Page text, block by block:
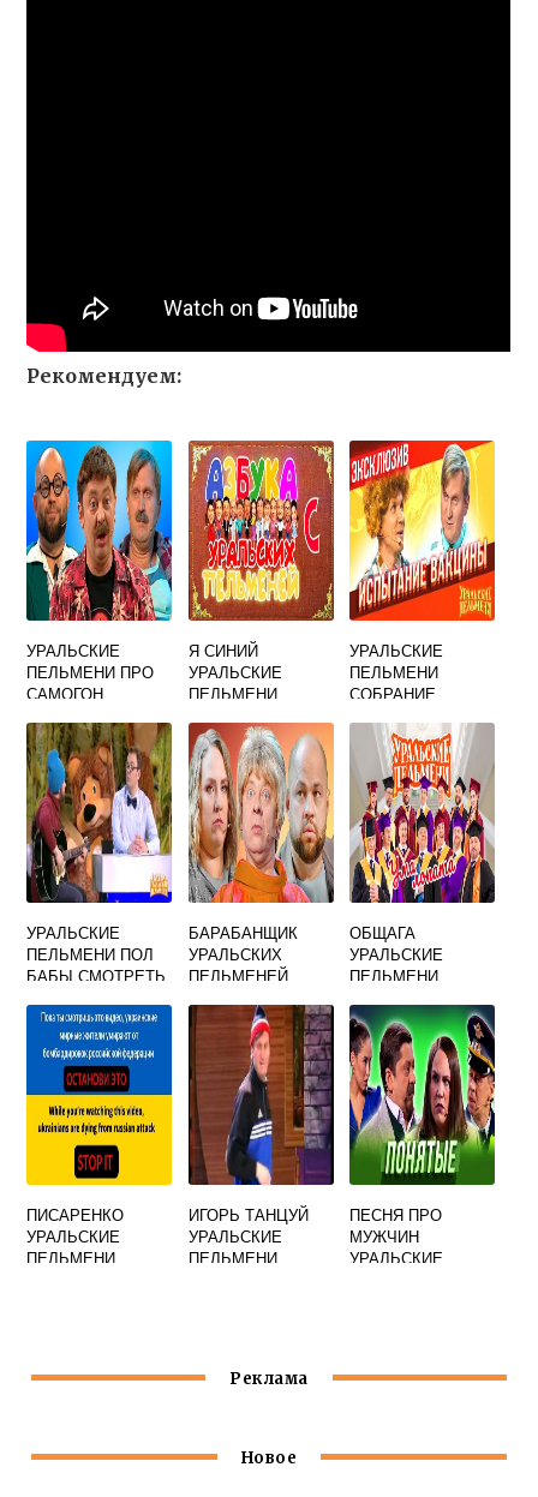
Рекомендуем:
УРАЛЬСКИЕ
ПЕЛЬМЕНИ ПРО
САМОГОН
Я СИНИЙ
УРАЛЬСКИЕ
ПЕЛЬМЕНИ
УРАЛЬСКИЕ
ПЕЛЬМЕНИ
СОБРАНИЕ
УРАЛЬСКИЕ
ПЕЛЬМЕНИ ПОЛ
БАБЫ СМОТРЕТЬ
БАРАБАНЩИК
УРАЛЬСКИХ
ПЕЛЬМЕНЕЙ
ОБЩАГА
УРАЛЬСКИЕ
ПЕЛЬМЕНИ
ПИСАРЕНКО
УРАЛЬСКИЕ
ПЕЛЬМЕНИ
ИГОРЬ ТАНЦУЙ
УРАЛЬСКИЕ
ПЕЛЬМЕНИ
ПЕСНЯ ПРО
МУЖЧИН
УРАЛЬСКИЕ
Реклама
Новое